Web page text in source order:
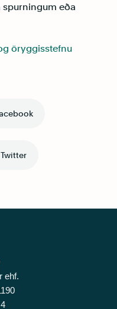
spurningum eða
öryggisstefnu
ehf.